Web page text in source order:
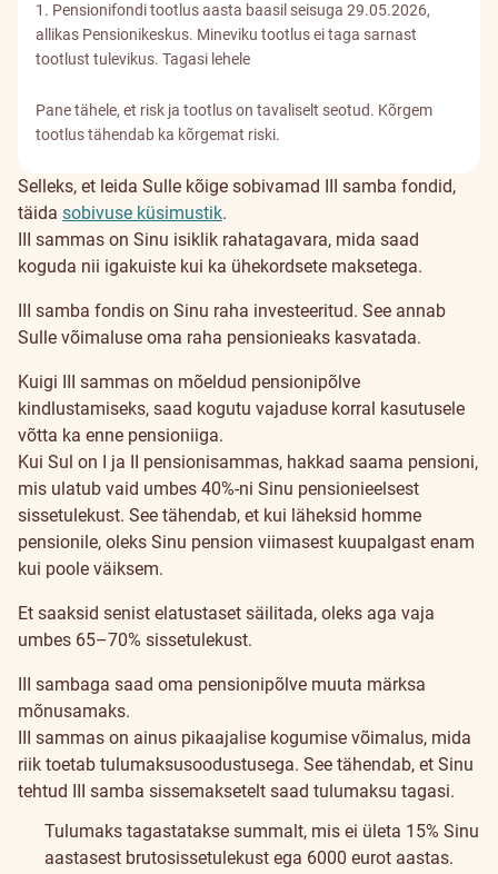
1. Pensionifondi tootlus aasta baasil seisuga 29.05.2026,
allikas Pensionikeskus. Mineviku tootlus ei taga sarnast
tootlust tulevikus. Tagasi lehele
Pane tähele, et risk ja tootlus on tavaliselt seotud. Kõrgem
tootlus tähendab ka kõrgemat riski.
Selleks, et leida Sulle kõige sobivamad III samba fondid,
täida sobivuse küsimustik.
Miks
koguda
III
sambasse?
III sammas on Sinu isiklik rahatagavara, mida saad
koguda nii igakuiste kui ka ühekordsete maksetega.
III samba fondis on Sinu raha investeeritud. See annab
Sulle võimaluse oma raha pensionieaks kasvatada.
Kuigi III sammas on mõeldud pensionipõlve
kindlustamiseks, saad kogutu vajaduse korral kasutusele
võtta ka enne pensioniiga.
Kui Sul on I ja II pensionisammas, hakkad saama pensioni,
mis ulatub vaid umbes 40%-ni Sinu pensionieelsest
sissetulekust. See tähendab, et kui läheksid homme
pensionile, oleks Sinu pension viimasest kuupalgast enam
kui poole väiksem.
Et saaksid senist elatustaset säilitada, oleks aga vaja
umbes 65–70% sissetulekust.
III sambaga saad oma pensionipõlve muuta märksa
mõnusamaks.
III sammas on ainus pikaajalise kogumise võimalus, mida
riik toetab tulumaksusoodustusega. See tähendab, et Sinu
tehtud III samba sissemaksetelt saad tulumaksu tagasi.
Tulumaks tagastatakse summalt, mis ei ületa 15% Sinu
aastasest brutosissetulekust ega 6000 eurot aastas.